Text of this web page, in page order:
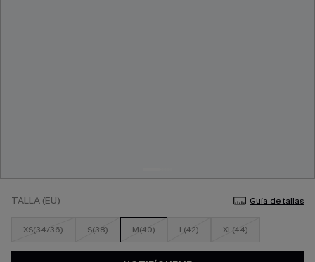
TALLA (EU) Guía de tallas
XS(34/36) S(38) M(40) L(42) XL(44)